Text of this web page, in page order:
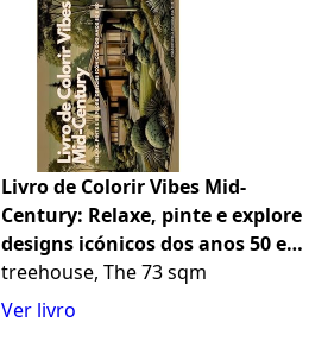
Livro de Colorir Vibes Mid-
Century: Relaxe, pinte e explore
designs icónicos dos anos 50 e
60 (Portuguese Edition)
treehouse, The 73 sqm
Ver livro